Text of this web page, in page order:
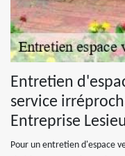
Entretien
service
Entreprise
Pour un entretien d'espace